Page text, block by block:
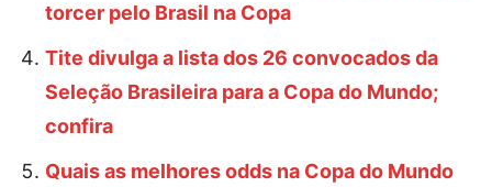
torcer pelo Brasil na Copa
Tite divulga a lista dos 26 convocados da
Seleção Brasileira para a Copa do Mundo;
confira
Quais as melhores odds na Copa do Mundo